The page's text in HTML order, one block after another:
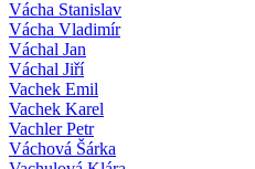
Vácha Stanislav
Vácha Vladimír
Váchal Jan
Váchal Jiří
Vachek Emil
Vachek Karel
Vachler Petr
Váchová Šárka